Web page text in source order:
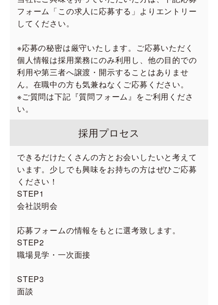
フォーム「この求人に応募する」よりエントリー
してください。
※応募の秘密は厳守いたします。ご応募いただく
個人情報は採用業務にのみ利用し、他の目的での
利用や第三者へ譲渡・開示することはありませ
ん。在職中の方も気兼ねなくご応募ください。
※ご質問は下記『質問フォーム』をご利用くださ
い。
採用プロセス
できるだけたくさんの方とお会いしたいと考えて
います。少しでも興味をお持ちの方はぜひご応募
ください！
STEP1
会社説明会
応募フォームの情報をもとに選考致します。
STEP2
職場見学・一次面接
STEP3
面談